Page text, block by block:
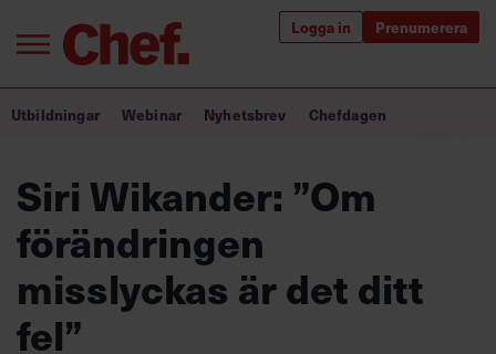
Logga in Prenumerera
Bra ledare förändrar världen
Utbildning för ledare
Chefakademin+
Populära utbildningar
Utbildningar Webinar Nyhetsbrev Chefdagen
Siri Wikander: ”Om
förändringen
misslyckas är det ditt
fel”